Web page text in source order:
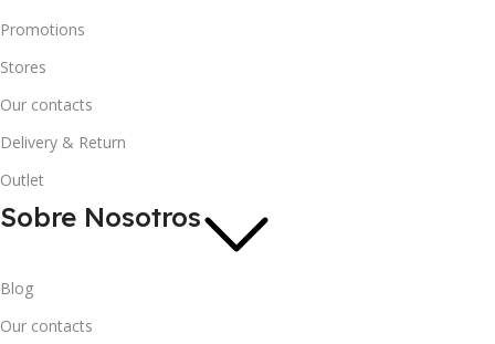
Promotions
Stores
Our contacts
Delivery & Return
Outlet
Sobre Nosotros
Blog
Our contacts